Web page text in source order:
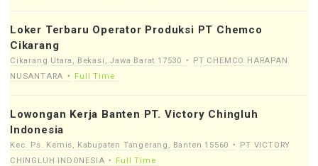
Loker Terbaru Operator Produksi PT Chemco
Cikarang
Cikarang Utara, Bekasi, Jawa Barat 17530
PT CHEMCO HARAPAN
NUSANTARA
Full Time
Lowongan Kerja Banten PT. Victory Chingluh
Indonesia
Kec. Ps. Kemis, Kabupaten Tangerang, Banten 15560
PT VICTORY
CHINGLUH INDONESIA
Full Time